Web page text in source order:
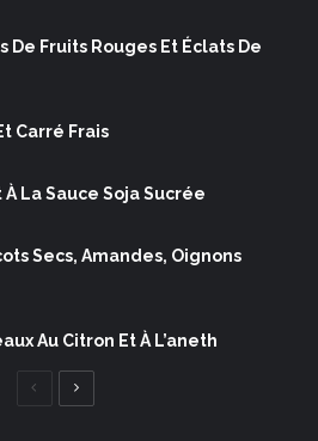
De Fruits Rouges Et Éclats De
Carré Frais
À La Sauce Soja Sucrée
Secs, Amandes, Oignons
Au Citron Et À L’aneth
Page